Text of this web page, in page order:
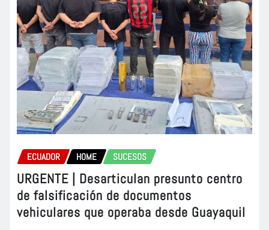
ECUADOR HOME SUCESOS
URGENTE | Desarticulan presunto centro
de falsificación de documentos
vehiculares que operaba desde Guayaquil